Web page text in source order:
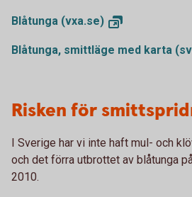
Blåtunga (vxa.se)
Blåtunga, smittläge med karta
Risken för
I Sverige har vi inte haft mul- och
och det förra utbrottet av blåtunga
2010.